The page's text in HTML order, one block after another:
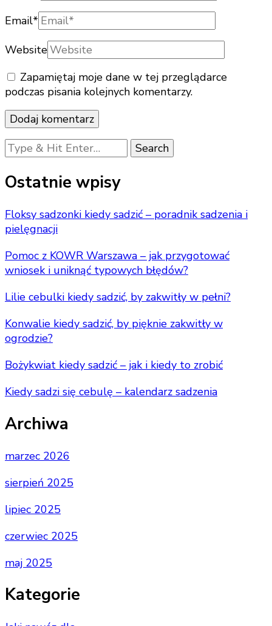
Email*
Website
Zapamiętaj moje dane w tej przeglądarce
podczas pisania kolejnych komentarzy.
Looking
for
Something?
Ostatnie wpisy
Floksy sadzonki kiedy sadzić – poradnik sadzenia i
pielęgnacji
Pomoc z KOWR Warszawa – jak przygotować
wniosek i uniknąć typowych błędów?
Lilie cebulki kiedy sadzić, by zakwitły w pełni?
Konwalie kiedy sadzić, by pięknie zakwitły w
ogrodzie?
Bożykwiat kiedy sadzić – jak i kiedy to zrobić
Kiedy sadzi się cebulę – kalendarz sadzenia
Archiwa
marzec 2026
sierpień 2025
lipiec 2025
czerwiec 2025
maj 2025
Kategorie